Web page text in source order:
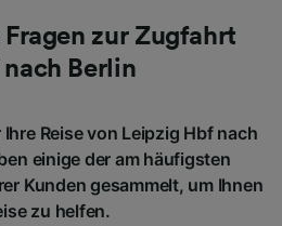
zur Zugfahrt
Berlin
Reise von Leipzig Hbf nach
einige der am häufigsten
Kunden gesammelt, um Ihnen
zu helfen.